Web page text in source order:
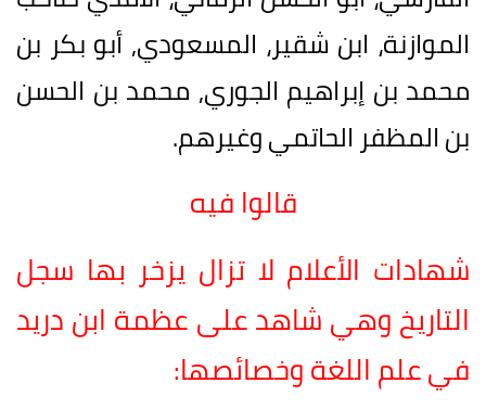
الموازنة، ابن شقير، المسعودي, أبو بكر بن
محمد بن إبراهيم الجوري, محمد بن الحسن
بن المظفر الحاتمي وغيرهم.
قالوا فيه
شهادات الأعلام لا تزال يزخر بها سجل
التاريخ وهي شاهد على عظمة ابن دريد
في علم اللغة وخصائصها: